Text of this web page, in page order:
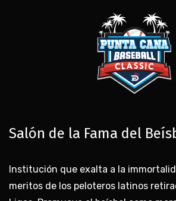
Salón de la Fama del
Institución que exalta a la
meritos de los peloteros latinos